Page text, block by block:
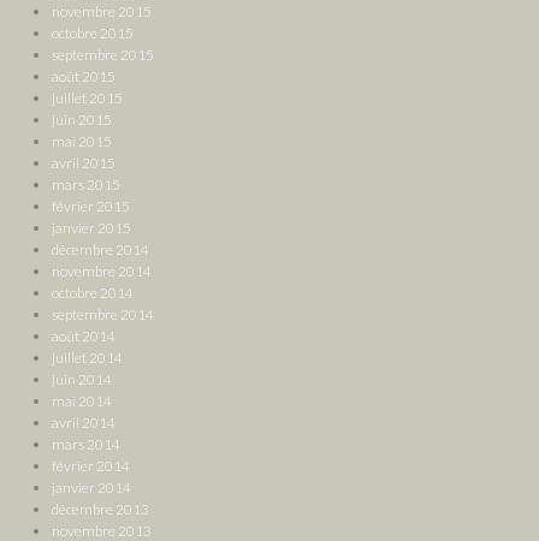
novembre 2015
octobre 2015
septembre 2015
août 2015
juillet 2015
juin 2015
mai 2015
avril 2015
mars 2015
février 2015
janvier 2015
décembre 2014
novembre 2014
octobre 2014
septembre 2014
août 2014
juillet 2014
juin 2014
mai 2014
avril 2014
mars 2014
février 2014
janvier 2014
décembre 2013
novembre 2013